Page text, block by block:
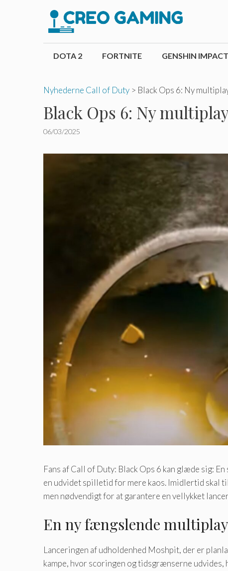
DOTA 2 FORTNITE GENSHIN IMPACT
Nyhederne Call of Duty > Black Ops 6: Ny
Black Ops 6: Ny
06/03/2025
Fans af Call of Duty: Black Ops 6 kan glæde sig:
en udvidet spilletid for mere kaos. Imidlertid skal
men nødvendigt for at garantere en vellykket
En ny fængslende
Lanceringen af ​​udholdenhed Moshpit, der er
kampe, hvor scoringen og tidsgrænserne